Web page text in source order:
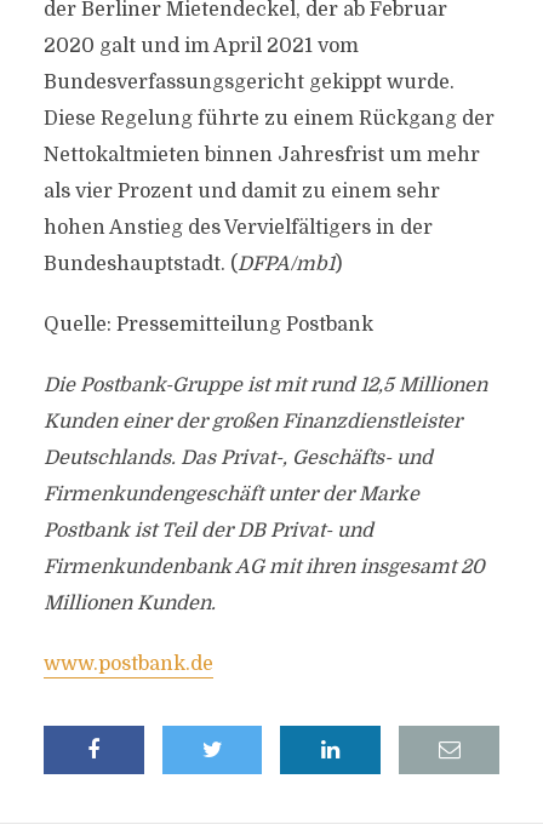
der Berliner Mietendeckel, der ab Februar
2020 galt und im April 2021 vom
Bundesverfassungsgericht gekippt wurde.
Diese Regelung führte zu einem Rückgang der
Nettokaltmieten binnen Jahresfrist um mehr
als vier Prozent und damit zu einem sehr
hohen Anstieg des Vervielfältigers in der
Bundeshauptstadt. (DFPA/mb1)
Quelle: Pressemitteilung Postbank
Die Postbank-Gruppe ist mit rund 12,5 Millionen
Kunden einer der großen Finanzdienstleister
Deutschlands. Das Privat-, Geschäfts- und
Firmenkundengeschäft unter der Marke
Postbank ist Teil der DB Privat- und
Firmenkundenbank AG mit ihren insgesamt 20
Millionen Kunden.
www.postbank.de